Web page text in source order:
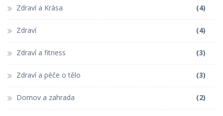
Zdraví a Krása (4)
Zdraví (4)
Zdraví a fitness (3)
Zdraví a péče o tělo (3)
Domov a zahrada (2)